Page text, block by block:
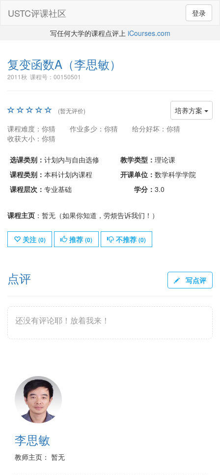
登录
USTC评课社区
写任何大学的课程点评上 iCourses.com
复变函数A （李思敏）
2011秋 课程号：00150501
培养方案
(暂无评价)
课程难度：你猜 作业多少：你猜
给分好坏：你猜
收获大小：你猜
选课类别： 计划内与自由选修 教学类型： 理论课
课程类别： 本科计划内课程 开课单位： 数学科学学院
课程层次： 专业基础 学分： 3.0
课程主页 ：暂无（如果你知道，劳烦告诉我们！）
关注 (0) 推荐 (0) 不推荐 (0)
点评 写点评
还没有评论耶！放着我来！
李思敏
教师主页： 暂无